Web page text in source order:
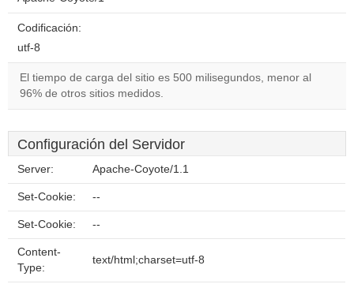
Codificación:
utf-8
El tiempo de carga del sitio es 500 milisegundos, menor al
96% de otros sitios medidos.
Configuración del Servidor
Server: Apache-Coyote/1.1
Set-Cookie: --
Set-Cookie: --
Content-
Type:
text/html;charset=utf-8